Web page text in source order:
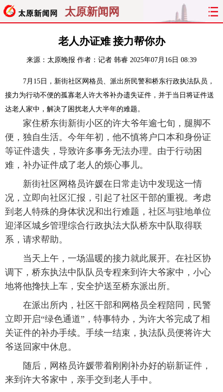
太原新闻网
聚焦 太原
经济 关注 文明 出行
纵横 曝光 综合 专题
旅游 理财 政务
看天下 晋月读 最太原 网罗民生
太原日报 太原晚报 热评
老人办证难 接力帮你办
来源： 太原晚报 作者：记者 韩睿 2025年07月16日 08:39
7月15日，新街社区网格员、派出所民警和桥东行政执法队员，
接力为行动不便的孤寡老人许大爷补办遗失证件，并于当日将证件送
达老人家中，解决了困扰老人大半年的难题。
家住桥东街新街小区的许大爷年逾七旬，腿脚不
便，独自生活。今年年初，他不慎将户口本和身份证
等证件遗失，导致许多事务无法办理。由于行动困
难，补办证件成了老人的烦心事儿。
新街社区网格员许媛在日常走访中发现这一情
况，立即向社区汇报，引起了社区干部的重视。考虑
到老人特殊的身体状况和出行难题，社区与驻地单位
迎泽区城乡管理综合行政执法大队桥东中队取得联
系，请求帮助。
当天上午，一场温暖的接力就此展开。在社区协
调下，桥东执法中队队员专程来到许大爷家中，小心
地将他搀扶上车，安全护送至桥东派出所。
在派出所内，社区干部和网格员全程陪同，民警
立即开启“绿色通道”，特事特办，为许大爷完成了相
关证件的补办手续。手续一结束，执法队员便将许大
爷送回家中休息。
随后，网格员许媛带着刚刚补办好的崭新证件，
来到许大爷家中，亲手交到老人手中。